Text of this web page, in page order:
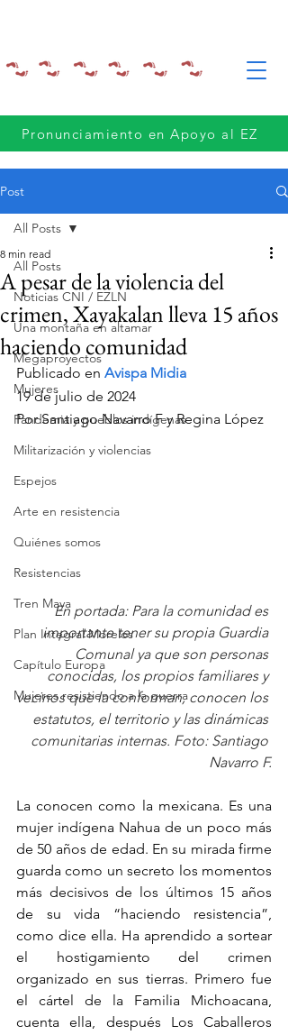
Pronunciamiento en Apoyo al EZ
Post
All Posts
Noticias CNI / EZLN
Una montaña en altamar
Megaproyectos
Mujeres
Pandemia y pueblos indígenas
Militarización y violencias
Espejos
Arte en resistencia
Quiénes somos
Resistencias
Tren Maya
Plan Integral Morelos
Capítulo Europa
Mujeres resistiendo a la guerra
All Posts
A pesar de la violencia del
crimen, Xayakalan lleva 15 años
haciendo comunidad
8 min read
Publicado en Avispa Midia
19 de julio de 2024
Por Santiago Navarro F y Regina López
En portada: Para la comunidad es
importante tener su propia Guardia
Comunal ya que son personas
conocidas, los propios familiares y
vecinos que la conforman, conocen los
estatutos, el territorio y las dinámicas
comunitarias internas. Foto: Santiago
Navarro F.
La conocen como la mexicana. Es una
mujer indígena Nahua de un poco más
de 50 años de edad. En su mirada firme
guarda como un secreto los momentos
más decisivos de los últimos 15 años
de su vida “haciendo resistencia”,
como dice ella. Ha aprendido a sortear
el hostigamiento del crimen
organizado en sus tierras. Primero fue
el cártel de la Familia Michoacana,
cuenta ella, después Los Caballeros